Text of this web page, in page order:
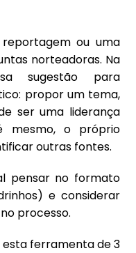
ou uma
norteadoras. Na
sugestão para
propor um tema,
ser uma liderança
mesmo, o próprio
outras fontes.
pensar no formato
e considerar
processo.
ferramenta de 3